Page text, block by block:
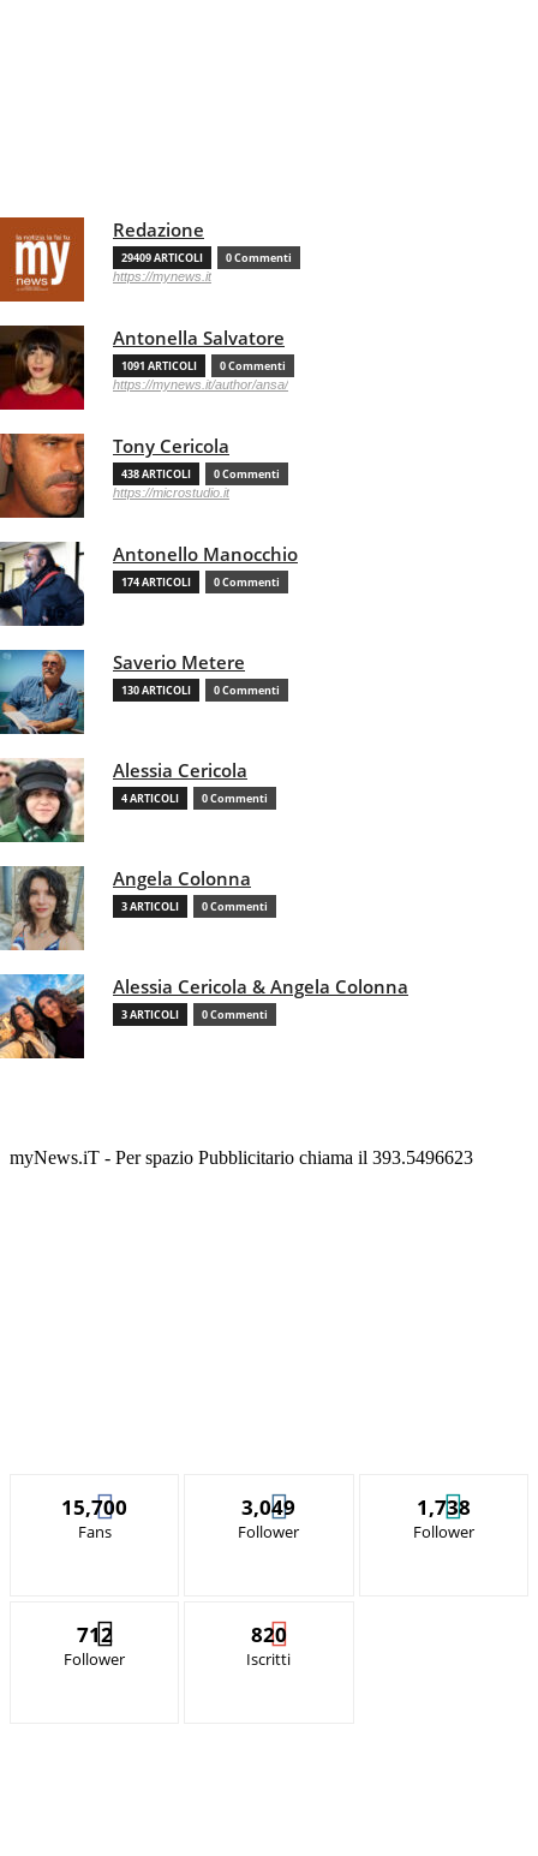
Redazione
29409 ARTICOLI 0 Commenti
https://mynews.it
Antonella Salvatore
1091 ARTICOLI 0 Commenti
https://mynews.it/author/ansa/
Tony Cericola
438 ARTICOLI 0 Commenti
https://microstudio.it
Antonello Manocchio
174 ARTICOLI 0 Commenti
Saverio Metere
130 ARTICOLI 0 Commenti
Alessia Cericola
4 ARTICOLI 0 Commenti
Angela Colonna
3 ARTICOLI 0 Commenti
Alessia Cericola & Angela Colonna
3 ARTICOLI 0 Commenti
myNews.iT - Per spazio Pubblicitario chiama il 393.5496623
15,700
Fans
3,049
Follower
1,738
Follower
712
Follower
820
Iscritti